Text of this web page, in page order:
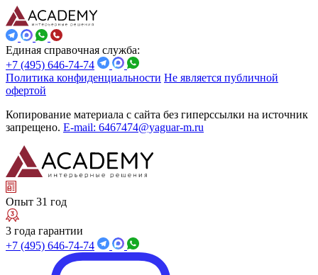
Единая справочная служба:
+7 (495) 646-74-74
Политика конфиденциальности Не является публичной
офертой
Копирование материала с сайта без гиперссылки на источник
запрещено. E-mail: 6467474@yaguar-m.ru
Опыт 31 год
3 года гарантии
+7 (495) 646-74-74